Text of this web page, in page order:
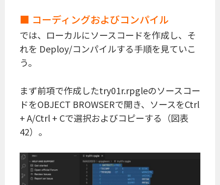
■ コーディングおよびコンパイル
では、ローカルにソースコードを作成し、そ
れを Deploy/コンパイルする手順を見ていこ
う。
まず前項で作成したtry01r.rpgleのソースコー
ドをOBJECT BROWSERで開き、ソースをCtrl
+ A/Ctrl + Cで選択およびコピーする（図表
42）。